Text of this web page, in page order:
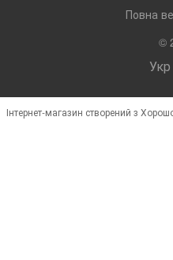
Повна
©
Укр
Інтернет-магазин створений з